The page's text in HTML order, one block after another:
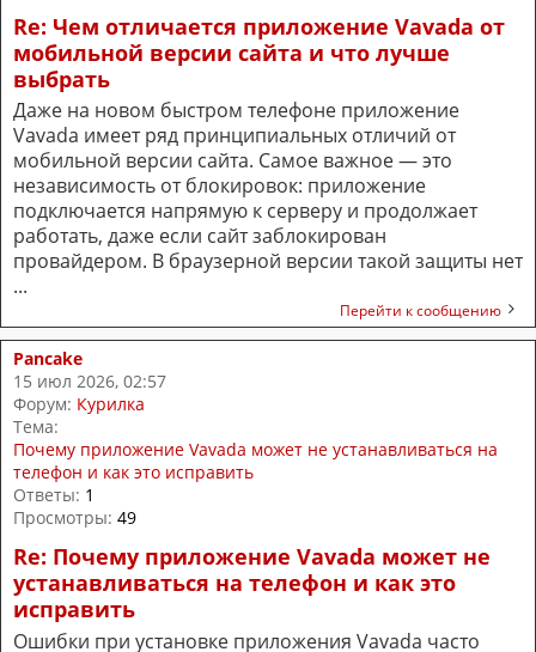
Re: Чем отличается приложение Vavada от
мобильной версии сайта и что лучше
выбрать
Даже на новом быстром телефоне приложение
Vavada имеет ряд принципиальных отличий от
мобильной версии сайта. Самое важное — это
независимость от блокировок: приложение
подключается напрямую к серверу и продолжает
работать, даже если сайт заблокирован
провайдером. В браузерной версии такой защиты нет
...
Перейти к сообщению
Pancake
15 июл 2026, 02:57
Форум: Курилка
Тема:
Почему приложение Vavada может не устанавливаться на
телефон и как это исправить
Ответы: 1
Просмотры: 49
Re: Почему приложение Vavada может не
устанавливаться на телефон и как это
исправить
Ошибки при установке приложения Vavada часто